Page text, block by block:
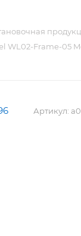
WL02-Frame-05
Артикул: